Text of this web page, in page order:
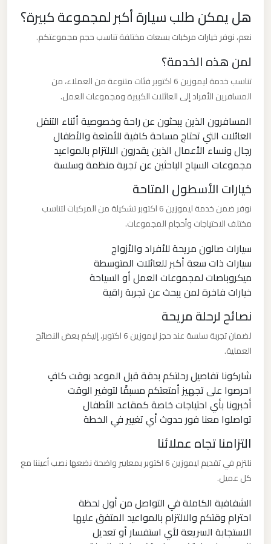
هل يمكن طلب سيارة أكبر لمجموعة كبيرة؟
نعم، نوفر خيارات مركبات بسعات مختلفة تناسب حجم مجموعتكم.
لمن هذه الخدمة؟
تناسب خدمة ليموزين 6 اكتوبر فئات متنوعة من العملاء، من
المسافرين الأفراد إلى العائلات الكبيرة ومجموعات العمل.
المسافرون الذين يبحثون عن راحة وخصوصية أثناء التنقل
العائلات التي تحتاج مساحة كافية للأمتعة والأطفال
رجال ونساء الأعمال الذين يقدرون الالتزام بالمواعيد
مجموعات السياح الباحثين عن تجربة منظمة وسلسة
خيارات الأسطول المتاحة
نوفر ضمن خدمة ليموزين 6 اكتوبر تشكيلة من المركبات لتناسب
مختلف الاحتياجات وأحجام المجموعات.
سيارات صالون مريحة للأفراد والأزواج
سيارات ذات سعة أكبر للعائلات المتوسطة
ميكروباصات لمجموعات العمل أو السياحة
خيارات فاخرة لمن يبحث عن تجربة راقية
نصائح لرحلة مريحة
لضمان تجربة سلسة عند حجز ليموزين 6 اكتوبر، إليكم بعض النصائح
العملية.
شاركونا تفاصيل رحلتكم بدقة قبل الموعد بوقت كافٍ
احرصوا على تجهيز أمتعتكم مسبقًا لتوفير الوقت
أخبرونا بأي احتياجات خاصة كمقاعد الأطفال
تواصلوا معنا فور حدوث أي تغيير في الخطة
التزامنا تجاه عملائنا
نلتزم في تقديم ليموزين 6 اكتوبر بمعايير واضحة نضعها نصب أعيننا مع
كل عميل.
الشفافية الكاملة في التواصل من أول لحظة
احترام وقتكم والالتزام بالمواعيد المتفق عليها
الاستجابة السريعة لأي استفسار أو تعديل
ليموزين
القاهرة
ليموزين
القاهرة
أسعار
ليموزين
القاهرة
ليموزين
الغردقة
ليموزين
العلمين
الجديدة
ليموزين
العلمين
ليموزين